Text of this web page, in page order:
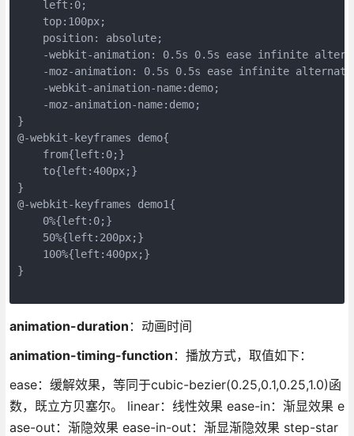
    left:0;
    top:100px;
    position: absolute;
-webkit-animation: 0.5s 0.5s ease infinite
-moz-animation: 0.5s 0.5s ease infinite
    -webkit-animation-name:demo;
    -moz-animation-name:demo;
}
@-webkit-keyframes demo{
    from{left:0;}
    to{left:400px;}
}
@-webkit-keyframes demo1{
    0%{left:0;}
    50%{left:200px;}
    100%{left:400px;}
}
animation-duration ：动画时间
animation-timing-function ：播放方式，取值如下：
ease：缓解效果，等同于cubic-bezier(0.25,0.1,0.25,1.0)函
数，既立方贝塞尔。 linear：线性效果 ease-in：渐显效果 e
ase-out：渐隐效果 ease-in-out：渐显渐隐效果 step-star